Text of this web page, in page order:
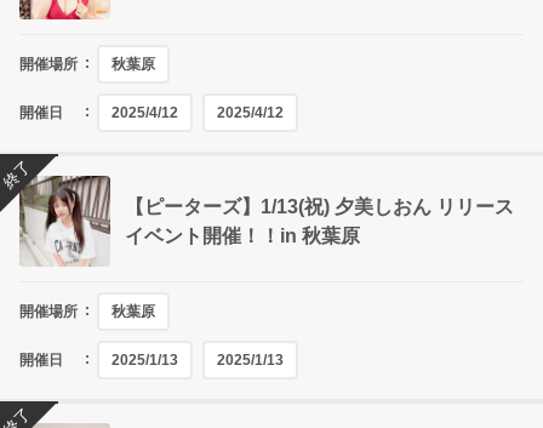
開催場所 秋葉原
開催日 2025/4/12 2025/4/12
【ピーターズ】1/13(祝) 夕美しおん リリース
イベント開催！！in 秋葉原
開催場所 秋葉原
開催日 2025/1/13 2025/1/13
終了